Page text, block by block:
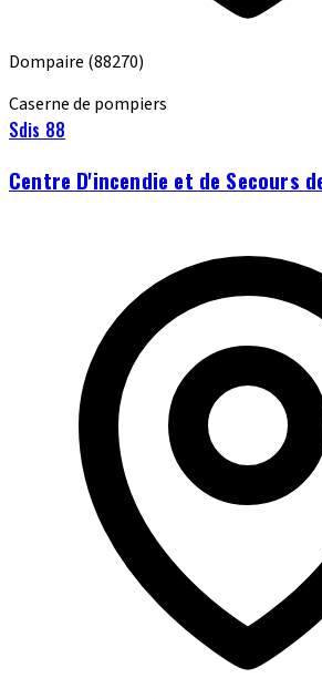
Dompaire (88270)
Caserne de pompiers
Sdis 88
Centre D'incendie et de Secours